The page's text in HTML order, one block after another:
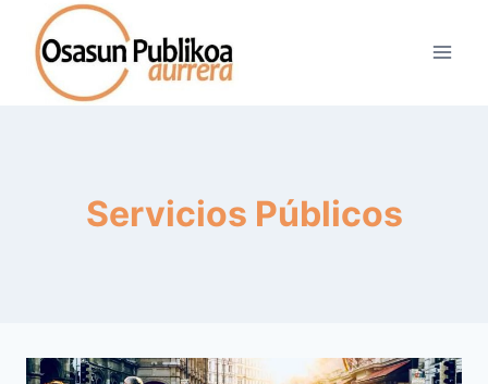
Saltar
contenido
Servicios Públicos